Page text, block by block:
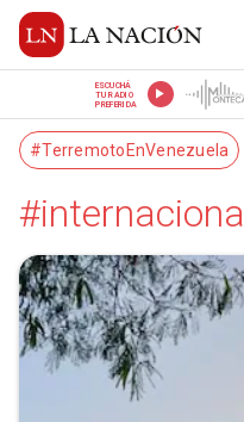
ESCUCHÁ
TU RADIO
PREFERIDA
#TerremotoEnVenezuela